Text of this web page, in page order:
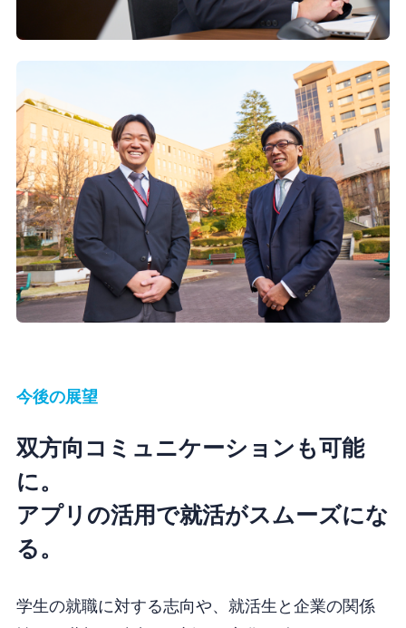
今後の展望
双方向コミュニケーションも可能
に。
アプリの活用で就活がスムーズにな
る。
学生の就職に対する志向や、就活生と企業の関係